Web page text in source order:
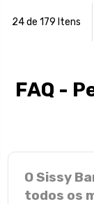
24 de 179 Itens
FAQ -
O Sissy
todos os